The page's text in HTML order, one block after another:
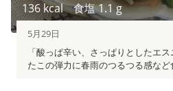
136kcal 食塩1.1g
5月29日
「酸っぱ辛い、さっぱりとしたエ
たこの弾力に春雨のつるつる感など